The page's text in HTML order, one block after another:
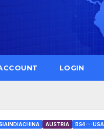
LOGIN
AUSTRIA BS4---USA